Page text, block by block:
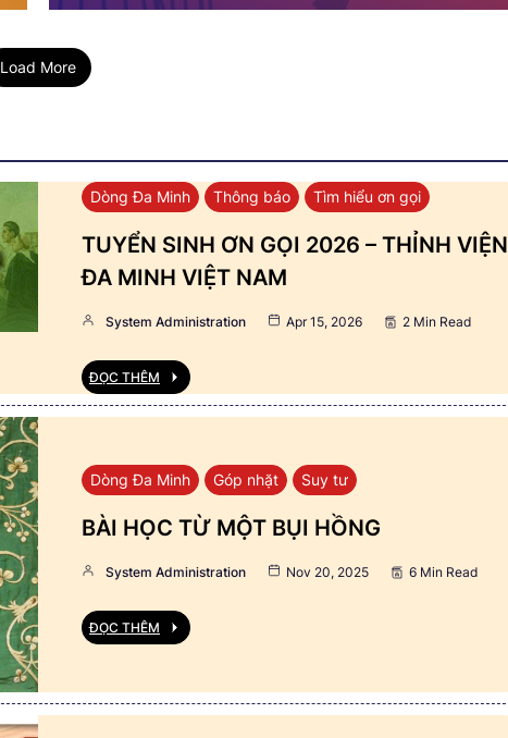
Load More
Dòng Đa Minh Thông báo Tìm hiểu ơn gọi
TUYỂN SINH ƠN GỌI 2026 – THỈNH VIỆN
ĐA MINH VIỆT NAM
System Administration Apr 15, 2026 2 Min Read
ĐỌC THÊM
Dòng Đa Minh Góp nhặt Suy tư
BÀI HỌC TỪ MỘT BỤI HỒNG
System Administration Nov 20, 2025 6 Min Read
ĐỌC THÊM